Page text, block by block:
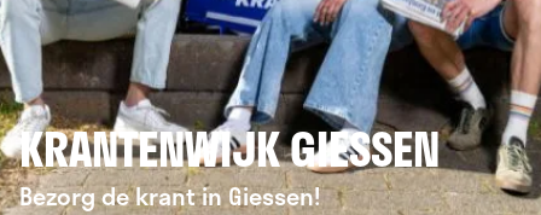
KRANTENWIJK GIESSEN
Bezorg de krant in Giessen!